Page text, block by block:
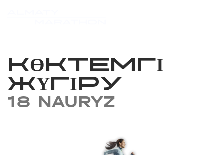
КӨКТЕМГІ
ЖҮГІРУ
18 NAURYZ